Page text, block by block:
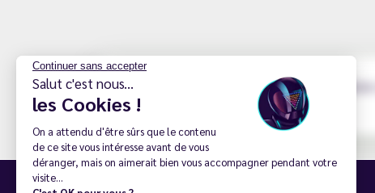
Continuer sans accepter
Salut c'est nous...
les Cookies !
On a attendu d'être sûrs que le contenu
de ce site vous intéresse avant de vous
déranger, mais on aimerait bien vous accompagner pendant votre
visite...
Best Life est une marque française
produits sur le territoire français.
Inscription à la newsletter